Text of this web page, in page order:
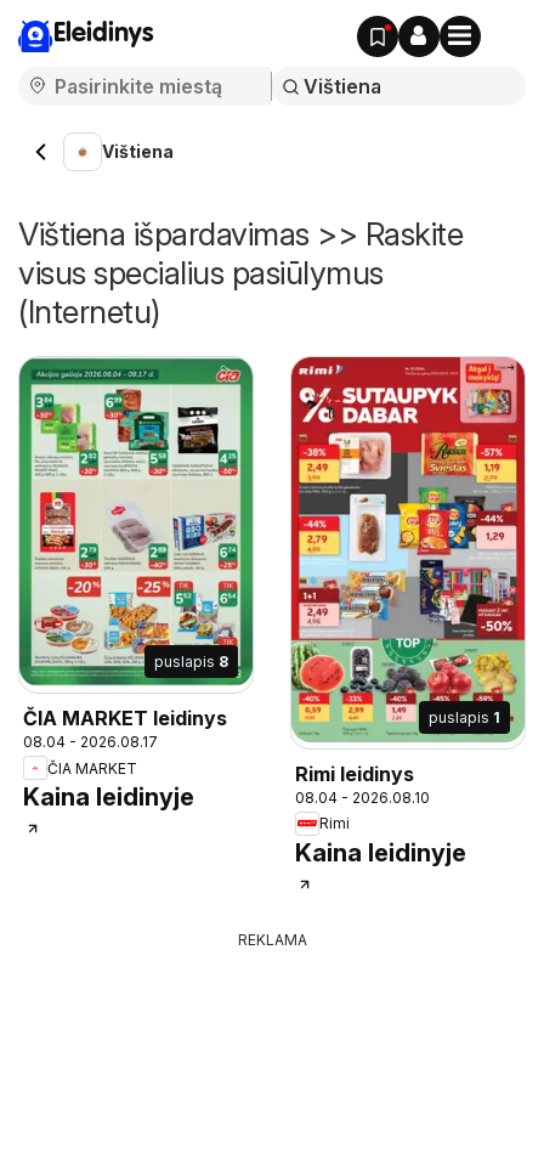
Eleidinys
Vištiena
Vištiena išpardavimas >> Raskite
visus specialius pasiūlymus
(Internetu)
puslapis 8
ČIA MARKET leidinys
08.04 - 2026.08.17
ČIA MARKET
Kaina leidinyje
puslapis 1
Rimi leidinys
08.04 - 2026.08.10
Rimi
Kaina leidinyje
REKLAMA